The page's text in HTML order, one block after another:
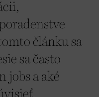
článku sa
sa často
jobs a aké